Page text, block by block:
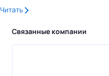
Читать
Связанные компании